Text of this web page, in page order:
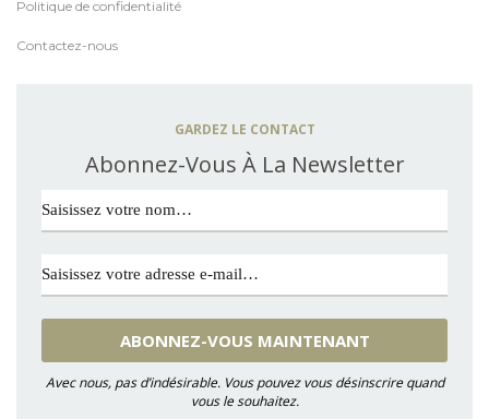
Politique de confidentialité
Contactez-nous
GARDEZ LE CONTACT
Abonnez-Vous À La Newsletter
Avec nous, pas d’indésirable. Vous pouvez vous désinscrire quand
vous le souhaitez.